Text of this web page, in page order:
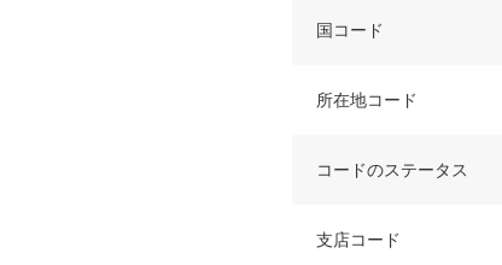
国コード
所在地コード
コードのステータス
支店コード